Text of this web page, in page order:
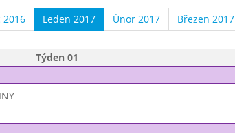
2016 Leden 2017 Únor 2017 Březen 2017
Týden 01